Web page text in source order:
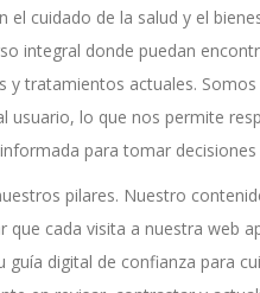
cuidado de la salud y el
integral donde puedan
tratamientos actuales.
usuario, lo que nos permite
para tomar
pilares. Nuestro
cada visita a nuestra web
digital de confianza para